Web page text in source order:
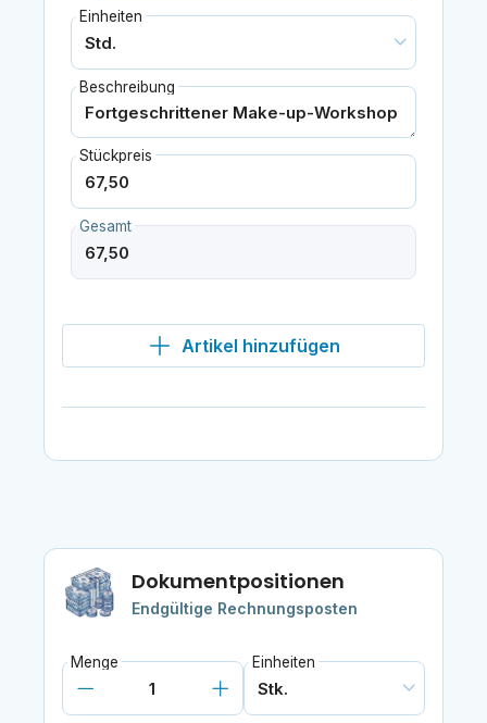
Einheiten
Beschreibung
Stückpreis
Gesamt
Artikel hinzufügen
Dokumentpositionen
Endgültige Rechnungsposten
Menge Einheiten